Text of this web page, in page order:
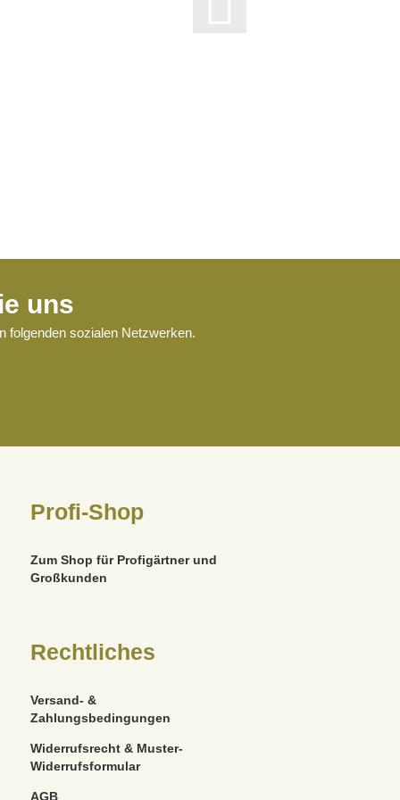
uns
folgenden sozialen Netzwerken.
Profi-Shop
Zum Shop für Profigärtner und
Großkunden
Rechtliches
Versand- &
Zahlungsbedingungen
Widerrufsrecht & Muster-
Widerrufsformular
AGB